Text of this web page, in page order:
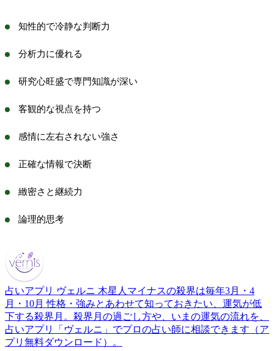
知性的で冷静な判断力
分析力に優れる
研究心旺盛で専門知識が深い
客観的な視点を持つ
感情に左右されない強さ
正確な情報で決断
緻密さと継続力
論理的思考
占いアプリ ヴェルニ 木星人マイナスの殺界は毎年3月・4
月・10月 性格・強みとあわせて知っておきたい、運気が低
下する殺界月。殺界月の過ごし方や、いまの運気の流れを、
占いアプリ「ヴェルニ」でプロの占い師に相談できます（ア
プリ無料ダウンロード）。